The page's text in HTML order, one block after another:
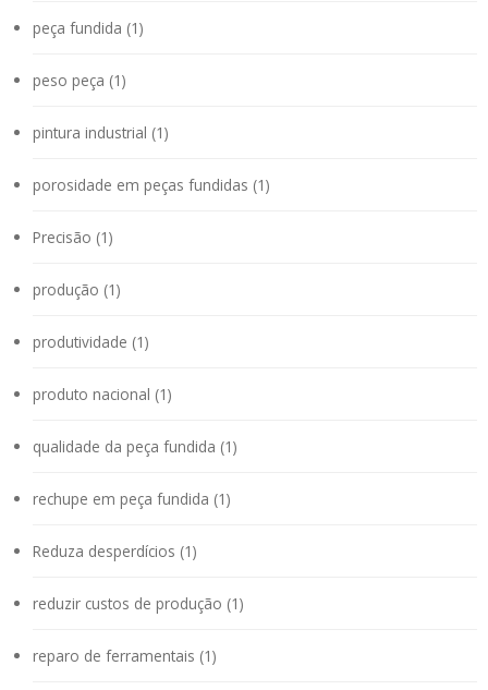
peça fundida (1)
peso peça (1)
pintura industrial (1)
porosidade em peças fundidas (1)
Precisão (1)
produção (1)
produtividade (1)
produto nacional (1)
qualidade da peça fundida (1)
rechupe em peça fundida (1)
Reduza desperdícios (1)
reduzir custos de produção (1)
reparo de ferramentais (1)